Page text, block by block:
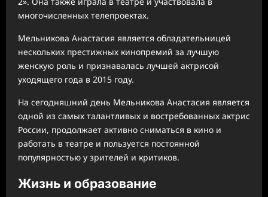
многочисленных телепроектах.
Мельникова Анастасия является обладательницей
нескольких престижных кинопремий за лучшую
женскую роль и признавалась лучшей актрисой
уходящего года в 2015 году.
На сегодняшний день Мельникова Анастасия является
одной из самых талантливых и востребованных актрис
России, продолжает активно сниматься в кино и
работать в театре и пользуется постоянной
популярностью у зрителей и критиков.
Жизнь и образование